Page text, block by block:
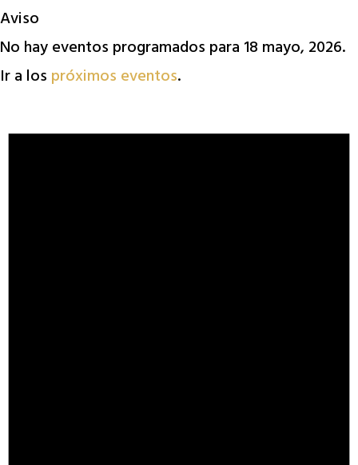
Aviso
No hay eventos programados para 18 mayo, 2026.
Ir a los próximos eventos.